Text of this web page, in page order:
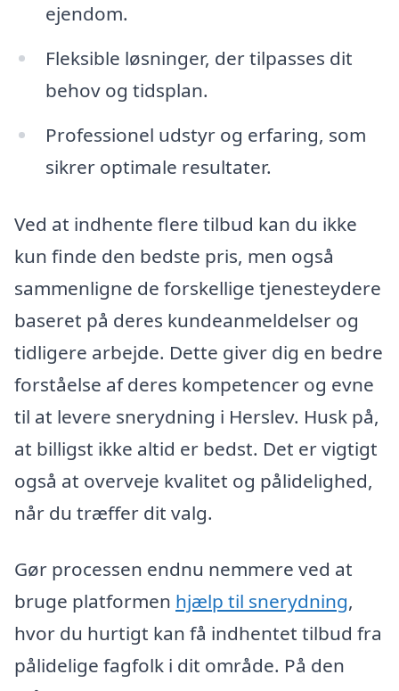
ejendom.
Fleksible løsninger, der tilpasses dit
behov og tidsplan.
Professionel udstyr og erfaring, som
sikrer optimale resultater.
Ved at indhente flere tilbud kan du ikke
kun finde den bedste pris, men også
sammenligne de forskellige tjenesteydere
baseret på deres kundeanmeldelser og
tidligere arbejde. Dette giver dig en bedre
forståelse af deres kompetencer og evne
til at levere snerydning i Herslev. Husk på,
at billigst ikke altid er bedst. Det er vigtigt
også at overveje kvalitet og pålidelighed,
når du træffer dit valg.
Gør processen endnu nemmere ved at
bruge platformen hjælp til snerydning,
hvor du hurtigt kan få indhentet tilbud fra
pålidelige fagfolk i dit område. På den